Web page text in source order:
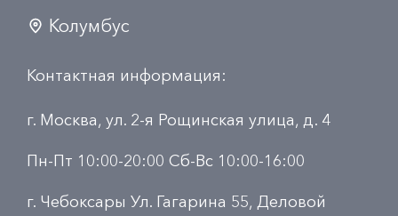
Колумбус
Контактная информация:
г. Москва, ул. 2-я Рощинская улица, д. 4
Пн-Пт 10:00-20:00 Сб-Вс 10:00-16:00
г. Чебоксары Ул. Гагарина 55, Деловой